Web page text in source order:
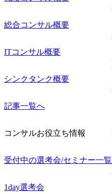
総合コンサル概要
ITコンサル概要
シンクタンク概要
記事一覧へ
コンサルお役立ち情報
受付中の選考会/セミナー一覧
1day選考会